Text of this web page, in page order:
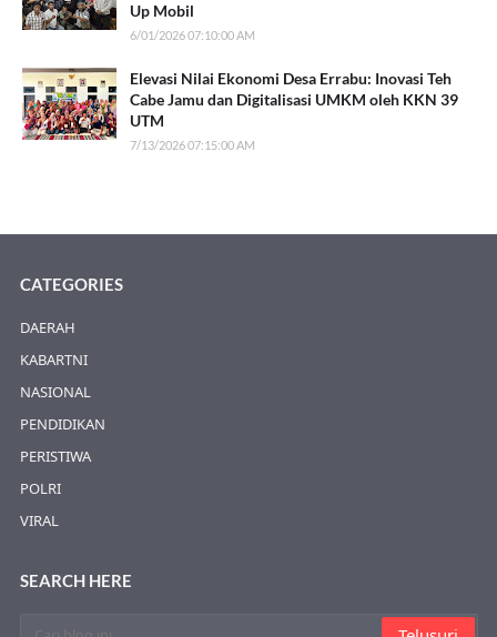
Up Mobil
6/01/2026 07:10:00 AM
Elevasi Nilai Ekonomi Desa Errabu: Inovasi Teh
Cabe Jamu dan Digitalisasi UMKM oleh KKN 39
UTM
7/13/2026 07:15:00 AM
CATEGORIES
DAERAH
KABARTNI
NASIONAL
PENDIDIKAN
PERISTIWA
POLRI
VIRAL
SEARCH HERE